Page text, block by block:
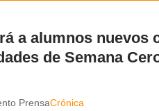
a alumnos nuevos
de Semana
PrensaCrónica